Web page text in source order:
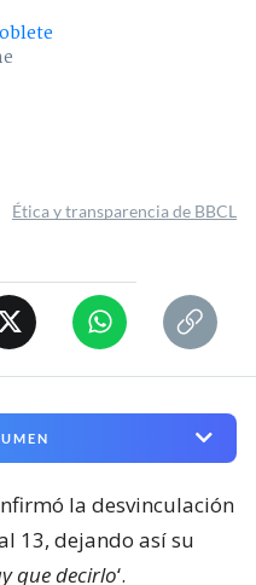
Ética y transparencia de BBCL
la desvinculación
13, dejando así su
que decirlo‘.